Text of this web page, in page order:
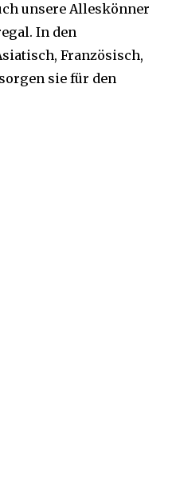
unsere Alleskönner
In den
Französisch,
sie für den